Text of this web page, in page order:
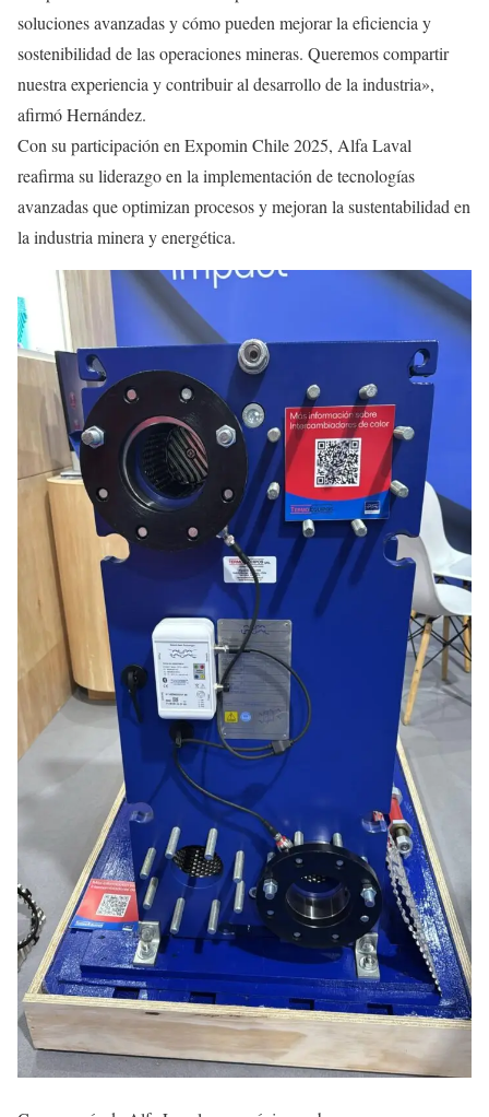
soluciones avanzadas y cómo pueden mejorar la eficiencia y
sostenibilidad de las operaciones mineras. Queremos compartir
nuestra experiencia y contribuir al desarrollo de la industria»,
afirmó Hernández.
Con su participación en Expomin Chile 2025, Alfa Laval
reafirma su liderazgo en la implementación de tecnologías
avanzadas que optimizan procesos y mejoran la sustentabilidad en
la industria minera y energética.